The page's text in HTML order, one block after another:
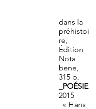
dans la
préhistoi
re,
Édition
Nota
bene,
315 p.
_POÉSIE
2015
« Hans